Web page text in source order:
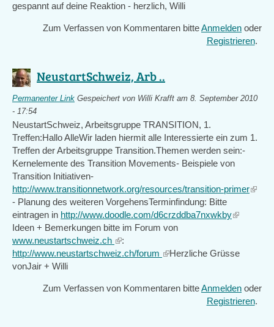
gespannt auf deine Reaktion - herzlich, Willi
Zum Verfassen von Kommentaren bitteAnmelden oder
Registrieren.
NeustartSchweiz, Arb ..
Permanenter Link Gespeichert von Willi Krafft am 8. September 2010
- 17:54
NeustartSchweiz, Arbeitsgruppe TRANSITION, 1.
Treffen:Hallo AlleWir laden hiermit alle Interessierte ein zum 1.
Treffen der Arbeitsgruppe Transition.Themen werden sein:-
Kernelemente des Transition Movements- Beispiele von
Transition Initiativen-
http://www.transitionnetwork.org/resources/transition-primer(link
- Planung des weiteren VorgehensTerminfindung: Bitte
eintragen in http://www.doodle.com/d6crzddba7nxwkby(link
Ideen + Bemerkungen bitte im Forum von
www.neustartschweiz.ch (link
is
:
http://www.neustartschweiz.ch/forum (linkHerzliche Grüsse
vonJair + Willi
Zum Verfassen von Kommentaren bitteAnmelden oder
Registrieren.